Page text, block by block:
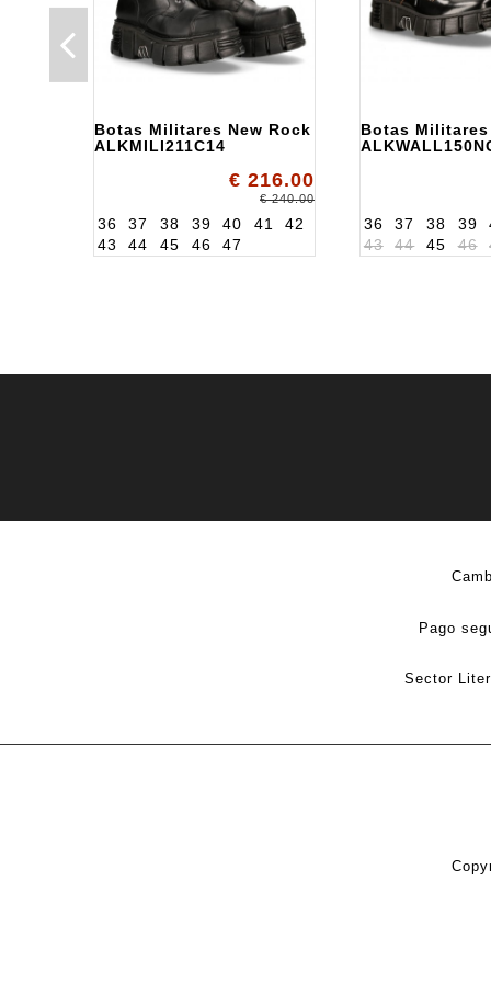
Botas Militares New Rock
ALKMILI211C14
€ 216.00
€ 240.00
36 37 38 39 40 41
42
43
44 45 46 47
Botas Militares
36 37 38 39
43
44 45 46
Pago
Sector